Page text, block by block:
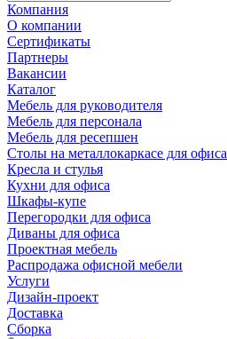
Компания
О компании
Сертификаты
Партнеры
Вакансии
Каталог
Мебель для руководителя
Мебель для персонала
Мебель для ресепшен
Столы на металлокаркасе для офиса
Кресла и стулья
Кухни для офиса
Шкафы-купе
Перегородки для офиса
Диваны для офиса
Проектная мебель
Распродажа офисной мебели
Услуги
Дизайн-проект
Доставка
Сборка